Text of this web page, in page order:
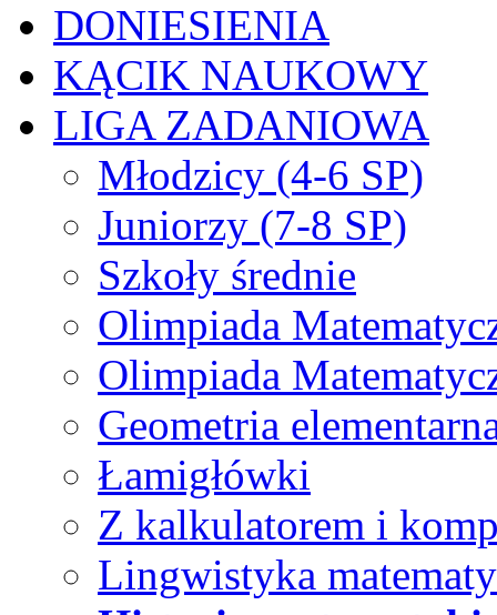
DONIESIENIA
KĄCIK NAUKOWY
LIGA ZADANIOWA
Młodzicy (4-6 SP)
Juniorzy (7-8 SP)
Szkoły średnie
Olimpiada
Olimpiada
Geometria
Łamigłówki
Z kalkulatorem i
Lingwistyka